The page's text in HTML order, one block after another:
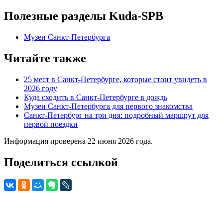
Полезные разделы Kuda-SPB
Музеи Санкт-Петербурга
Читайте также
25 мест в Санкт-Петербурге, которые стоит увидеть в
2026 году
Куда сходить в Санкт-Петербурге в дождь
Музеи Санкт-Петербурга для первого знакомства
Санкт-Петербург на три дня: подробный маршрут для
первой поездки
Информация проверена 22 июня 2026 года.
Поделиться ссылкой